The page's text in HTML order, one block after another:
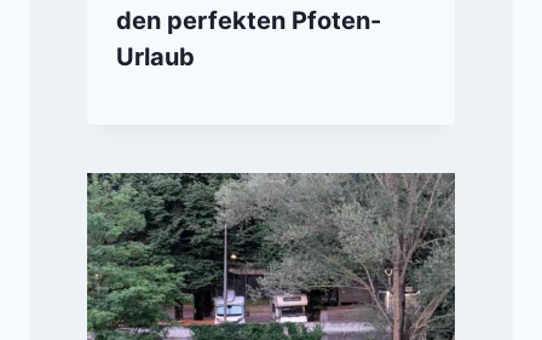
den perfekten Pfoten-
Urlaub